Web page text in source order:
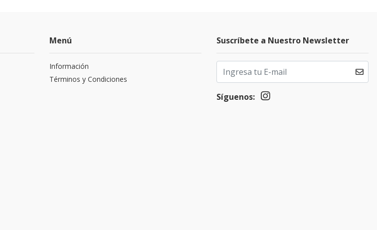
Menú
Información
Términos y Condiciones
Suscríbete a Nuestro Newsletter
Síguenos: